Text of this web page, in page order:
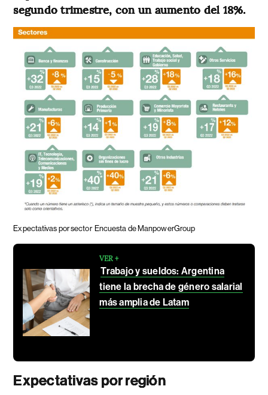
segundo trimestre, con un aumento del 18%.
Expectativas por sector Encuesta de ManpowerGroup
VER +
Trabajo y sueldos: Argentina
tiene la brecha de género salarial
más amplia de Latam
Expectativas por región